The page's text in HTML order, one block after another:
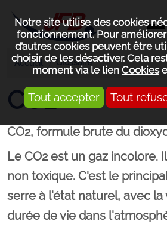
Notre site utilise des cookies
fonctionnement. Pour
d’autres cookies peuvent être
choisir de les désactiver. Cela
moment via le lien Cookies
Tout accepter Tout
Accueil Glossaire
CO2
CO2, formule brute du
Le CO2 est un gaz incolore.
non toxique. C'est le
serre à l'état naturel, avec la
durée de vie dans